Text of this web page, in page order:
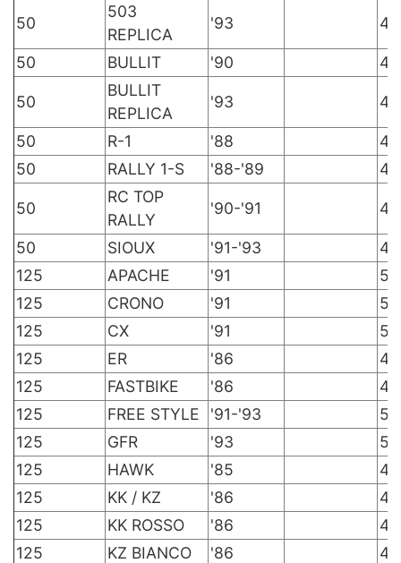
50
503
REPLICA
'93
50 BULLIT '90
50
BULLIT
REPLICA
'93
50 R-1 '88
50
RALLY 1-S '88-'89
50
RC TOP
RALLY
'90-'91
50 SIOUX '91-'93
125
APACHE '91
125
CRONO '91
125
CX '91
125
ER '86
125
FASTBIKE '86
125
FREE STYLE '91-'93
125
GFR '93
125
HAWK '85
125
KK / KZ '86
125
KK ROSSO '86
125
KZ BIANCO '86